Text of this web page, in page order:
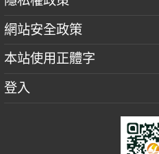
網站安全政策
本站使用正體字
登入